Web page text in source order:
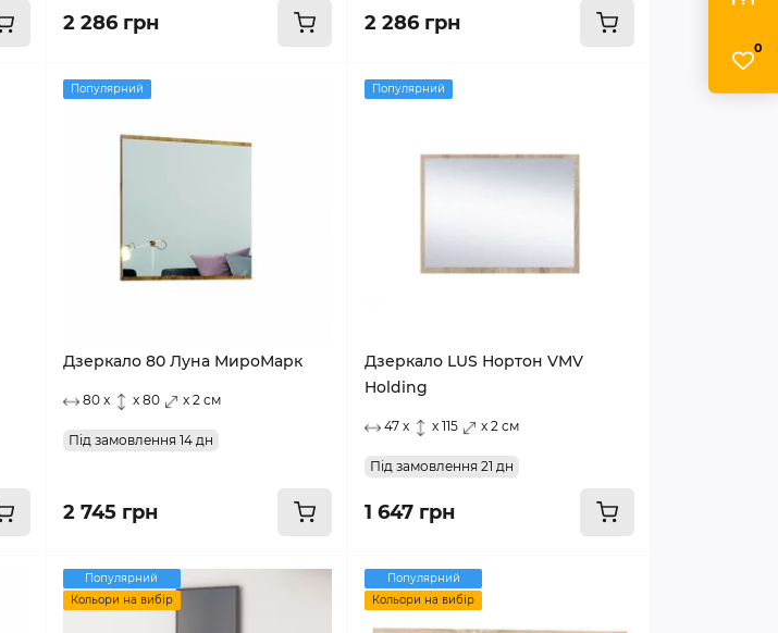
0
2 286 грн 2 286 грн
Популярний
Дзеркало 80 Луна МироМарк
80 x x 80 x 2 см
Під замовлення 14 дн
2 745 грн
Популярний
Дзеркало LUS Нортон VMV
Holding
47 x x 115 x 2 см
Під замовлення 21 дн
1 647 грн
Популярний
Кольори на вибір
Популярний
Кольори на вибір